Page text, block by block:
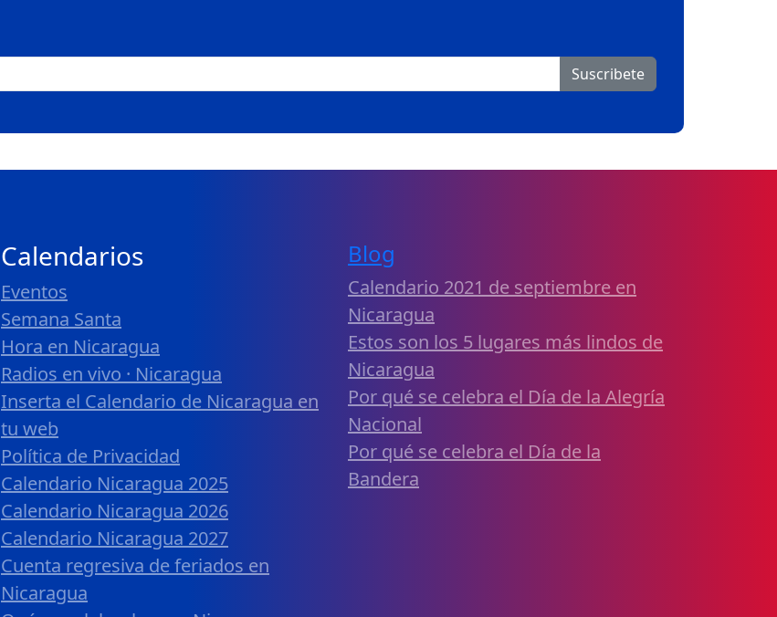
Suscribete
Calendarios
Eventos
Semana Santa
Hora en Nicaragua
Radios en vivo · Nicaragua
Inserta el Calendario de Nicaragua en
tu web
Política de Privacidad
Calendario Nicaragua 2025
Calendario Nicaragua 2026
Calendario Nicaragua 2027
Cuenta regresiva de feriados en
Nicaragua
Blog
Calendario 2021 de septiembre en
Nicaragua
Estos son los 5 lugares más lindos de
Nicaragua
Por qué se celebra el Día de la Alegría
Nacional
Por qué se celebra el Día de la
Bandera